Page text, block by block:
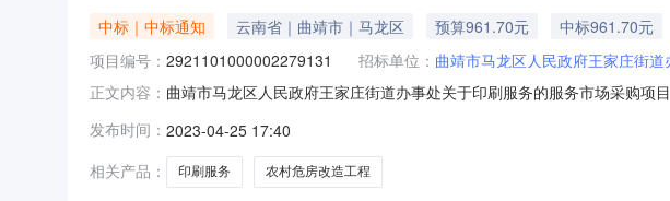
中标｜中标通知 云南省｜曲靖市｜马龙区 预算961.70元
中标961.70元
项目编号： 2921101000002279131 招标单位： 曲靖市马龙区人民政府王家庄街道
正文内容： 曲靖市马龙区人民政府王家庄街道办事处关于印刷服务的服务市场采购
息：序号采购计划文号信息采购计划金额14530321JH202300226-1961.7
发布时间： 2023-04-25 17:40
相关产品：
印刷服务 农村危房改造工程